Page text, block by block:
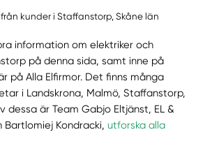
kunder i Staffanstorp, Skåne län
information om elektriker och
på denna sida, samt inne på
på Alla Elfirmor. Det finns många
i Landskrona, Malmö, Staffanstorp,
dessa är Team Gabjo Eltjänst, EL &
Bartlomiej Kondracki,utforska alla